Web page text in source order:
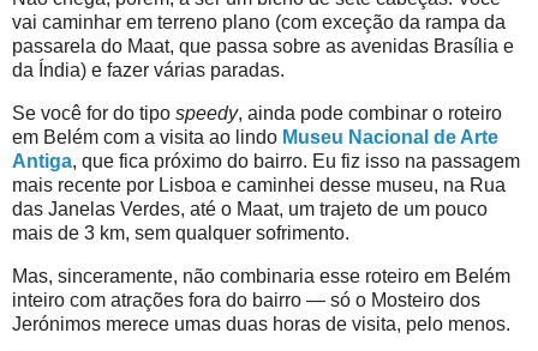
vai caminhar em terreno plano (com exceção da rampa da
passarela do Maat, que passa sobre as avenidas Brasília e
da Índia) e fazer várias paradas.
Se você for do tipo speedy, ainda pode combinar o roteiro
em Belém com a visita ao lindo Museu Nacional de Arte
Antiga, que fica próximo do bairro. Eu fiz isso na passagem
mais recente por Lisboa e caminhei desse museu, na Rua
das Janelas Verdes, até o Maat, um trajeto de um pouco
mais de 3 km, sem qualquer sofrimento.
Mas, sinceramente, não combinaria esse roteiro em Belém
inteiro com atrações fora do bairro — só o Mosteiro dos
Jerónimos merece umas duas horas de visita, pelo menos.